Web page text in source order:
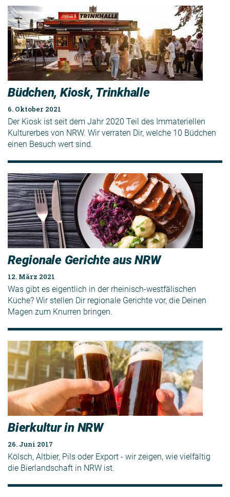
Büdchen, Kiosk, Trinkhalle
6. Oktober 2021
Der Kiosk ist seit dem Jahr 2020 Teil des Immateriellen
Kulturerbes von NRW. Wir verraten Dir, welche 10 Büdchen
einen Besuch wert sind.
Regionale Gerichte aus NRW
12. März 2021
Was gibt es eigentlich in der rheinisch-westfälischen
Küche? Wir stellen Dir regionale Gerichte vor, die Deinen
Magen zum Knurren bringen.
Bierkultur in NRW
26. Juni 2017
Kölsch, Altbier, Pils oder Export - wir zeigen, wie vielfältig
die Bierlandschaft in NRW ist.